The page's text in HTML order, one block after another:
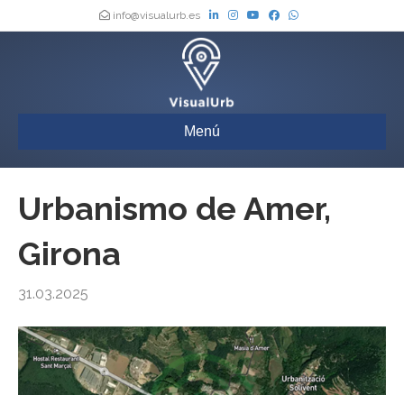
info@visualurb.es
Menú
Urbanismo de Amer,
Girona
31.03.2025